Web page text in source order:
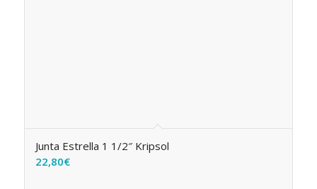
Junta Estrella 1 1/2″ Kripsol
22,80€